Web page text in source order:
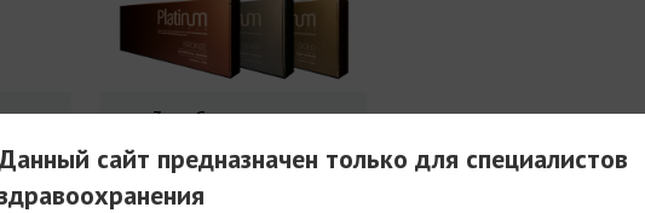
и
3 мл Совершенства
сайт предназначен только для специалистов